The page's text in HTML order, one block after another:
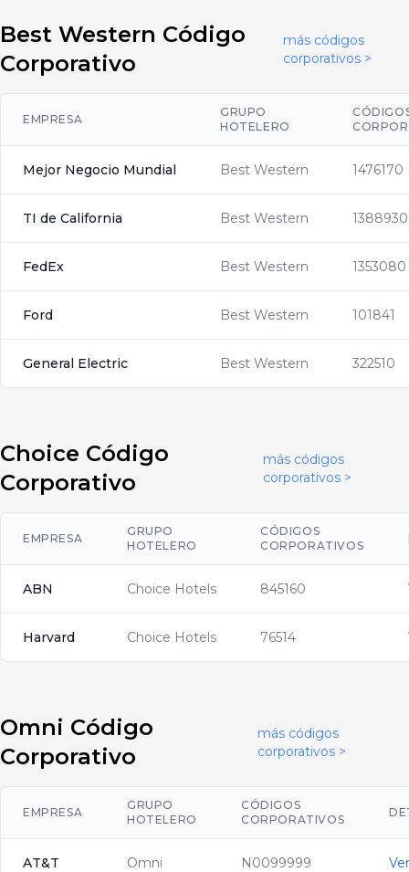
Best Western Código
Corporativo
más códigos
corporativos >
EMPRESA
GRUPO
HOTELERO
Mejor Negocio Mundial Best Western 1476170
TI de California Best Western 1388930
FedEx Best Western 1353080
Ford Best Western 101841
General Electric Best Western 322510
Choice Código
Corporativo
más códigos
corporativos >
EMPRESA
GRUPO
HOTELERO
CÓDIGOS
CORPORATIVOS
ABN Choice Hotels 845160
Harvard Choice Hotels 76514
Omni Código
Corporativo
más códigos
corporativos >
EMPRESA
GRUPO
HOTELERO
CÓDIGOS
CORPORATIVOS
AT&T Omni N0099999 Ver